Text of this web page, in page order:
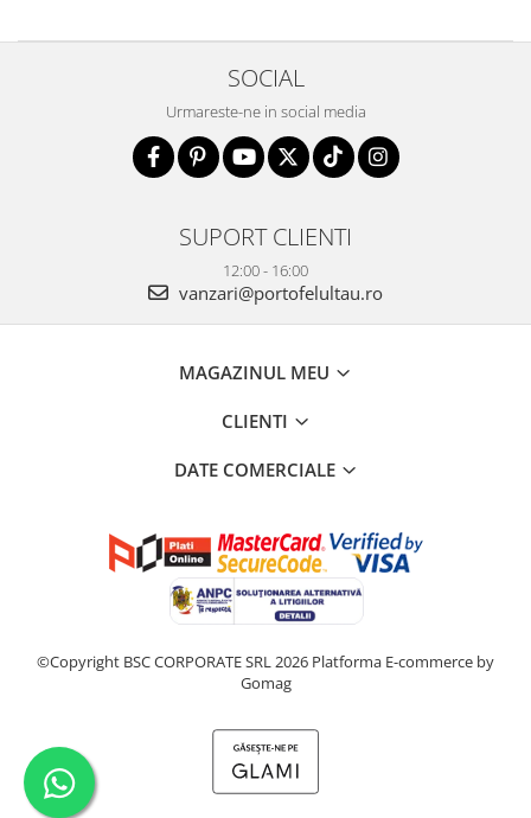
SOCIAL
Urmareste-ne in social media
SUPORT CLIENTI
12:00 - 16:00
vanzari@portofelultau.ro
MAGAZINUL MEU
CLIENTI
DATE COMERCIALE
©Copyright BSC CORPORATE SRL 2026 Platforma E-commerce by
Gomag